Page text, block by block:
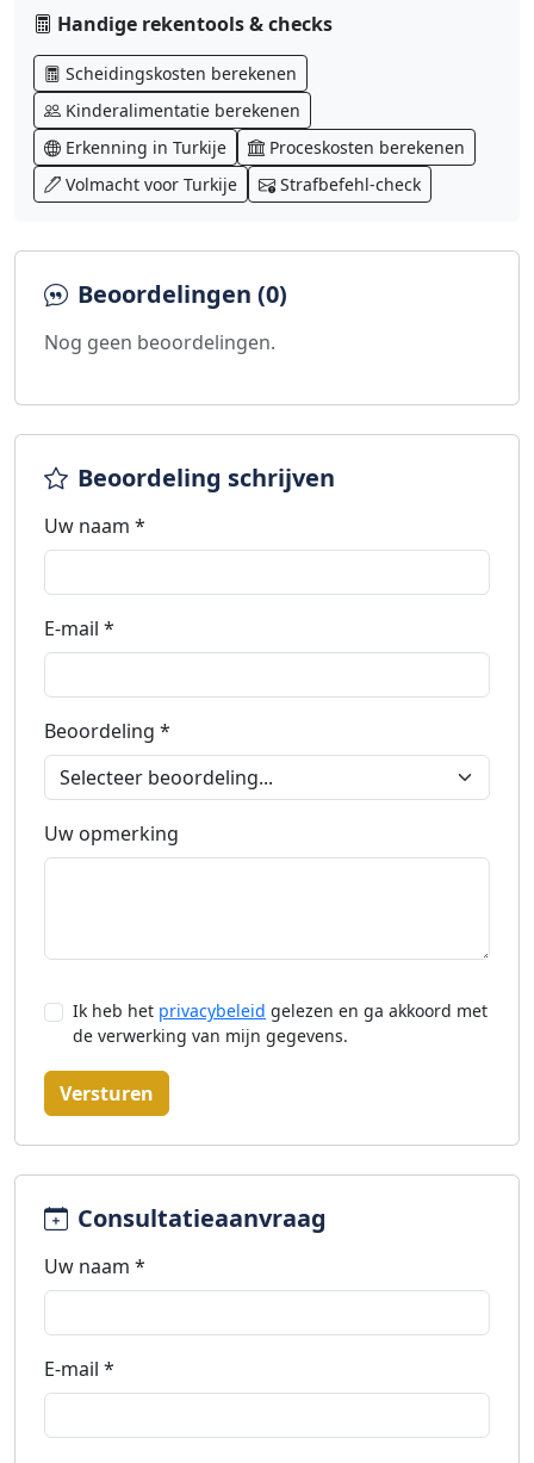
Handige rekentools & checks
Scheidingskosten berekenen
Kinderalimentatie berekenen
Erkenning in Turkije
Proceskosten berekenen
Volmacht voor Turkije
Strafbefehl-check
Beoordelingen (0)
Nog geen beoordelingen.
Beoordeling schrijven
Uw naam *
E-mail *
Beoordeling *
Uw opmerking
Ik heb het privacybeleid gelezen en ga akkoord met
de verwerking van mijn gegevens.
Versturen
Consultatieaanvraag
Uw naam *
E-mail *